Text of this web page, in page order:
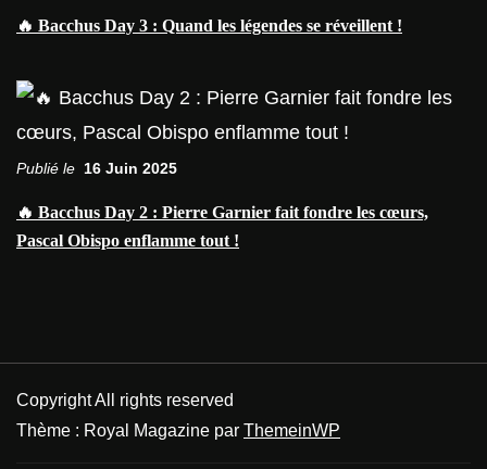
🔥 Bacchus Day 3 : Quand les légendes se réveillent !
Publié le 16 Juin 2025
🔥 Bacchus Day 2 : Pierre Garnier fait fondre les cœurs,
Pascal Obispo enflamme tout !
Copyright All rights reserved
Thème : Royal Magazine par ThemeinWP